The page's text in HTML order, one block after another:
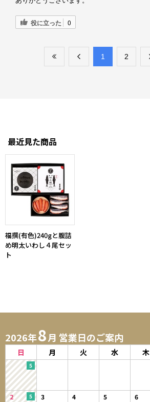
役に立った 0
​1 ​2
最近見た商品
福撰(有色)240gと腹詰
め明太いわし４尾セッ
ト
2026年8月 営業日のご案内
日 月 火 水 木
2 3 4 5 6